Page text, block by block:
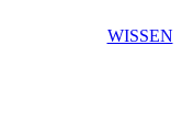
WISSEN